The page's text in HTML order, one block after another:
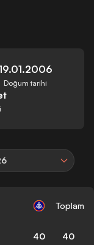
Doğum tarihi
Toplam
40 40